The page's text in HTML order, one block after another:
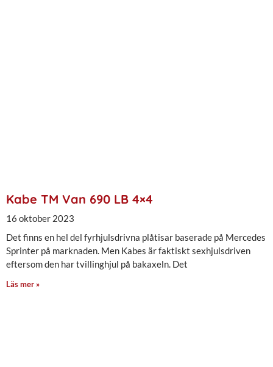
Kabe TM Van 690 LB 4×4
16 oktober 2023
Det finns en hel del fyrhjulsdrivna plåtisar baserade på Mercedes
Sprinter på marknaden. Men Kabes är faktiskt sexhjulsdriven
eftersom den har tvillinghjul på bakaxeln. Det
Läs mer »